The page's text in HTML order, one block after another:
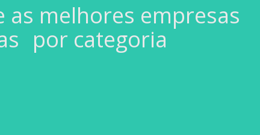
as melhores empresas
por categoria